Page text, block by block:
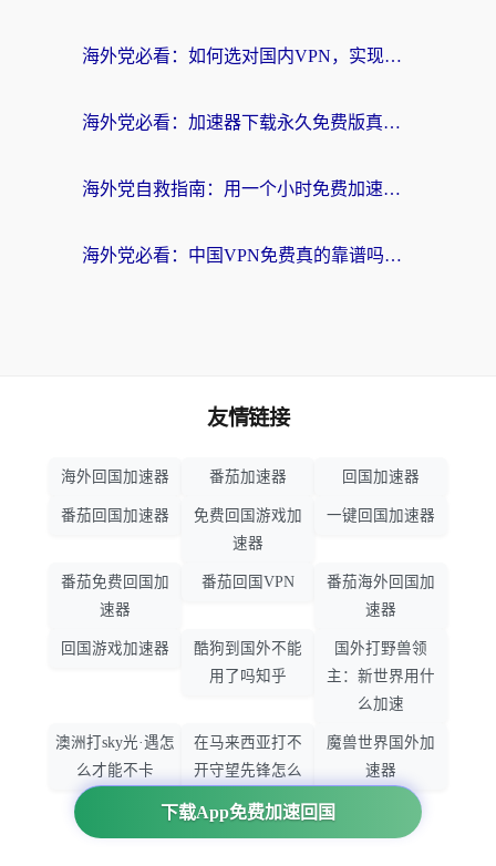
海外党必看：如何选对国内VPN，实现无缝访问国内资源？
海外党必看：加速器下载永久免费版真的存在吗？教你无缝访问国内资源的正确姿势
海外党自救指南：用一个小时免费加速器，轻松打破国内资源访问壁垒？
海外党必看：中国VPN免费真的靠谱吗？手把手教你选对回国加速器
下载App免费加速回国
友情链接
海外回国加速器 番茄加速器 回国加速器
番茄回国加速器
免费回国游戏加
速器
一键回国加速器
番茄免费回国加
速器
番茄回国VPN
番茄海外回国加
速器
回国游戏加速器
酷狗到国外不能
用了吗知乎
国外打野兽领
主：新世界用什
么加速
澳洲打sky光·遇怎
么才能不卡
在马来西亚打不
开守望先锋怎么
办
魔兽世界国外加
速器